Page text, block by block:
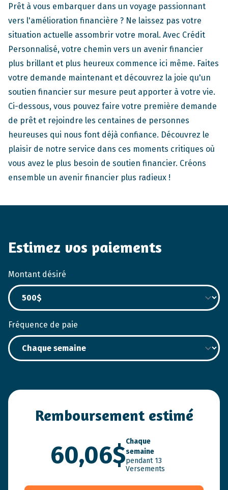
Prêt à vous embarquer dans un voyage passionnant
vers l'amélioration financière ? Ne laissez pas votre
situation actuelle assombrir votre moral. Avec Crédit
Personnalisé, votre chemin vers un avenir financier
plus brillant et plus heureux commence ici même. Faites
votre demande maintenant et découvrez la joie qu'un
soutien financier sur mesure peut apporter à votre vie.
Ci-dessous, vous pouvez faire votre première demande
de prêt et rejoindre les centaines de personnes
heureuses qui nous font déjà confiance. Découvrez le
plaisir de notre service dans ces moments critiques où
vous avez le plus besoin de soutien financier. Créons
ensemble un avenir financier plus radieux !
Estimez vos paiements
Montant désiré
Fréquence de paie
Remboursement estimé
60,06$Chaque
semaine
pendant 13
Versements